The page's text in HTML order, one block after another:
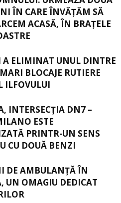
ÎN CARE ÎNVĂŢĂM SĂ
ACASĂ, ÎN BRAŢELE
A ELIMINAT UNUL DINTRE
BLOCAJE RUTIERE
ILFOVULUI
INTERSECŢIA DN7 –
ESTE
PRINTR-UN SENS
CU DOUĂ BENZI
DE AMBULANȚĂ ÎN
UN OMAGIU DEDICAT